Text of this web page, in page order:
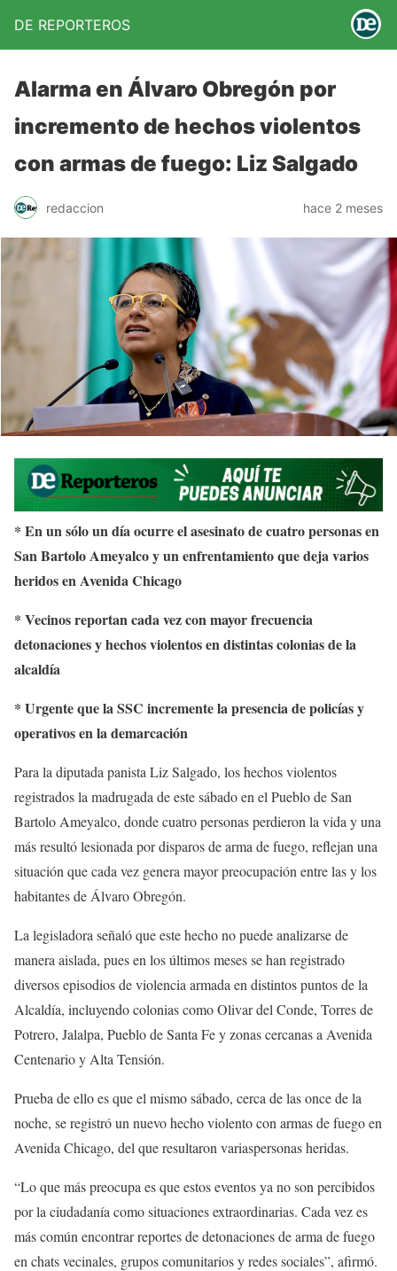
DE REPORTEROS
Alarma en Álvaro Obregón por
incremento de hechos violentos
con armas de fuego: Liz Salgado
redaccion hace 2 meses
* En un sólo un día ocurre el asesinato de cuatro personas en
San Bartolo Ameyalco y un enfrentamiento que deja varios
heridos en Avenida Chicago
* Vecinos reportan cada vez con mayor frecuencia
detonaciones y hechos violentos en distintas colonias de la
alcaldía
* Urgente que la SSC incremente la presencia de policías y
operativos en la demarcación
Para la diputada panista Liz Salgado, los hechos violentos
registrados la madrugada de este sábado en el Pueblo de San
Bartolo Ameyalco, donde cuatro personas perdieron la vida y una
más resultó lesionada por disparos de arma de fuego, reflejan una
situación que cada vez genera mayor preocupación entre las y los
habitantes de Álvaro Obregón.
La legisladora señaló que este hecho no puede analizarse de
manera aislada, pues en los últimos meses se han registrado
diversos episodios de violencia armada en distintos puntos de la
Alcaldía, incluyendo colonias como Olivar del Conde, Torres de
Potrero, Jalalpa, Pueblo de Santa Fe y zonas cercanas a Avenida
Centenario y Alta Tensión.
Prueba de ello es que el mismo sábado, cerca de las once de la
noche, se registró un nuevo hecho violento con armas de fuego en
Avenida Chicago, del que resultaron variaspersonas heridas.
“Lo que más preocupa es que estos eventos ya no son percibidos
por la ciudadanía como situaciones extraordinarias. Cada vez es
más común encontrar reportes de detonaciones de arma de fuego
en chats vecinales, grupos comunitarios y redes sociales”, afirmó.